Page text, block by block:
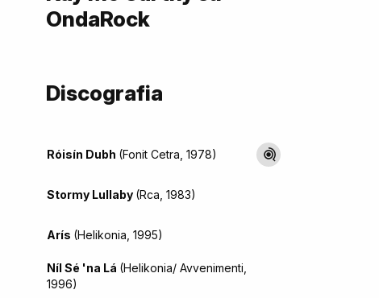
OndaRock
Discografia
Róisín Dubh (Fonit Cetra, 1978)
Stormy Lullaby (Rca, 1983)
Arís (Helikonia, 1995)
Níl Sé 'na Lá (Helikonia/ Avvenimenti,
1996)